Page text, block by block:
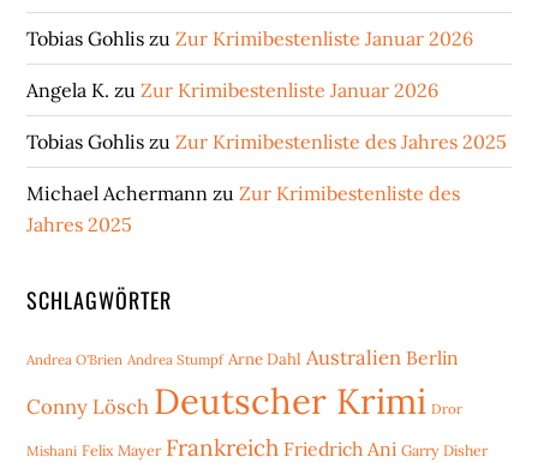
Tobias Gohlis zuZur Krimibestenliste Januar 2026
Angela K. zuZur Krimibestenliste Januar 2026
Tobias Gohlis zuZur Krimibestenliste des Jahres 2025
Michael Achermann zuZur Krimibestenliste des
Jahres 2025
SCHLAGWÖRTER
Andrea O'Brien Andrea Stumpf Arne Dahl Australien Berlin
Conny Lösch Deutscher Krimi Dror
Mishani Felix Mayer Frankreich Friedrich Ani Garry Disher